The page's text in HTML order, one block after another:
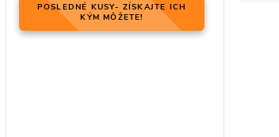
POSLEDNÉ KUSY- ZÍSKAJTE ICH
KÝM MÔŽETE!